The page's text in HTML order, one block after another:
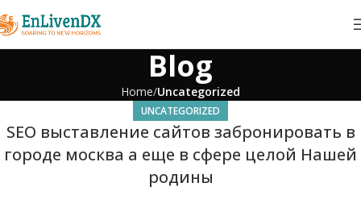
Blog
Home Uncategorized
UNCATEGORIZED
SEO выставление сайтов забронировать в
городе москва а еще в сфере целой Нашей
родины